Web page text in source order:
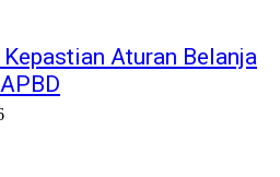
Aturan Belanja